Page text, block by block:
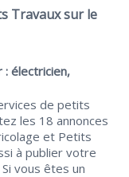
Travaux sur le
: électricien,
de petits
les 18 annonces
et Petits
à publier votre
vous êtes un